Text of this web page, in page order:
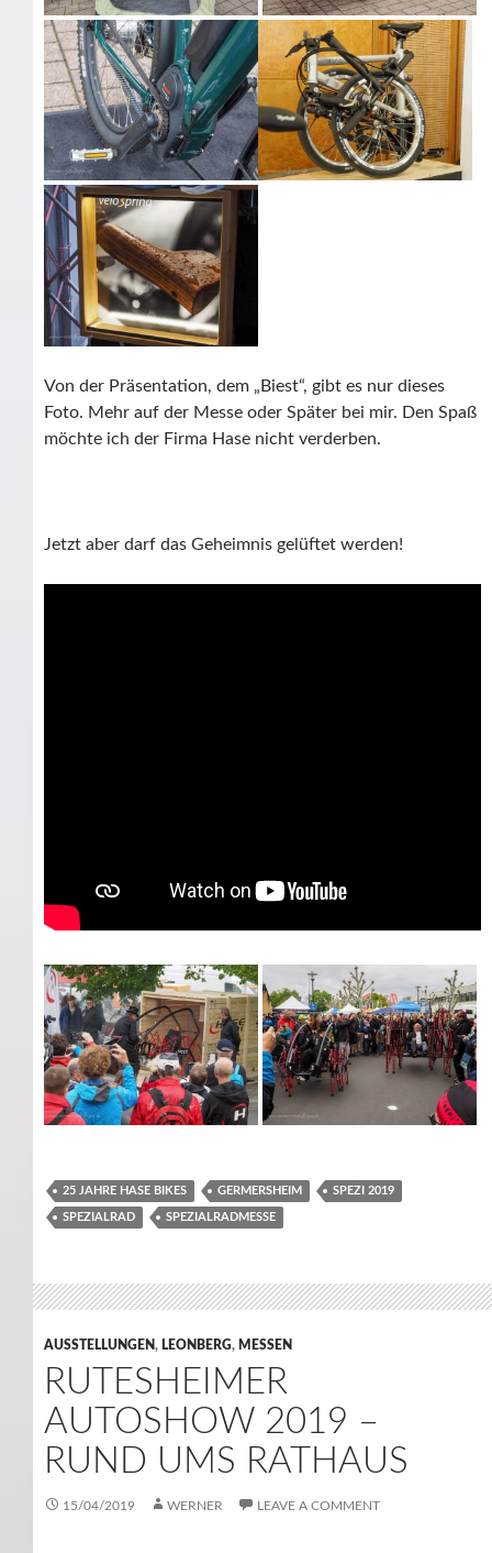
Von der Präsentation, dem „Biest“, gibt es nur dieses
Foto. Mehr auf der Messe oder Später bei mir. Den Spaß
möchte ich der Firma Hase nicht verderben.
Jetzt aber darf das Geheimnis gelüftet werden!
25 JAHRE HASE BIKES GERMERSHEIM SPEZI 2019
SPEZIALRAD SPEZIALRADMESSE
AUSSTELLUNGEN, LEONBERG, MESSEN
RUTESHEIMER
AUTOSHOW 2019 –
RUND UMS RATHAUS
15/04/2019 WERNER LEAVE A COMMENT